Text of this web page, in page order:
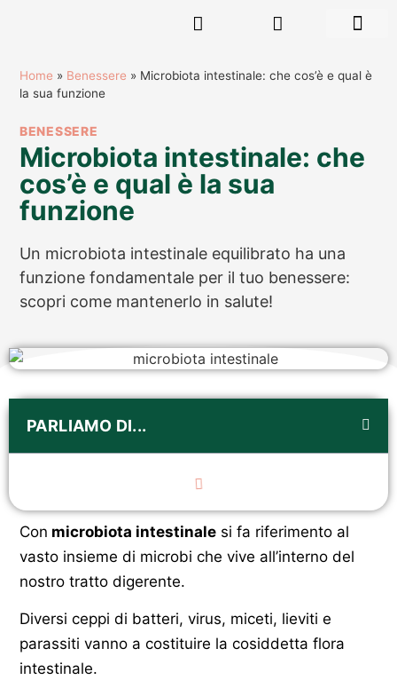
Home » Benessere » Microbiota intestinale: che cos’è e qual è
la sua funzione
BENESSERE
Microbiota intestinale: che
cos’è e qual è la sua
funzione
Un microbiota intestinale equilibrato ha una
funzione fondamentale per il tuo benessere:
scopri come mantenerlo in salute!
PARLIAMO DI...
Con microbiota intestinale si fa riferimento al
vasto insieme di microbi che vive all’interno del
nostro tratto digerente.
Diversi ceppi di batteri, virus, miceti, lieviti e
parassiti vanno a costituire la cosiddetta flora
intestinale.